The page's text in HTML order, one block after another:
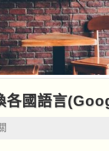
各國語言